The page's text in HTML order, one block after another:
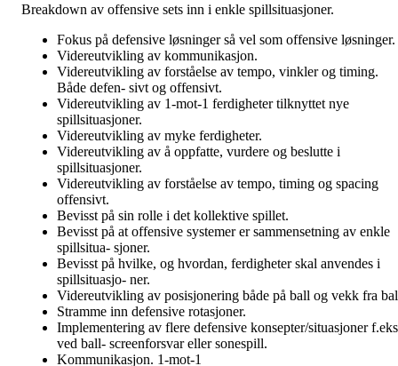
Breakdown av offensive sets inn i enkle spillsituasjoner.
Fokus på defensive løsninger så vel som offensive løsninger.
Videreutvikling av kommunikasjon.
Videreutvikling av forståelse av tempo, vinkler og timing.
Både defen- sivt og offensivt.
Videreutvikling av 1-mot-1 ferdigheter tilknyttet nye
spillsituasjoner.
Videreutvikling av myke ferdigheter.
Videreutvikling av å oppfatte, vurdere og beslutte i
spillsituasjoner.
Videreutvikling av forståelse av tempo, timing og spacing
offensivt.
Bevisst på sin rolle i det kollektive spillet.
Bevisst på at offensive systemer er sammensetning av enkle
spillsitua- sjoner.
Bevisst på hvilke, og hvordan, ferdigheter skal anvendes i
spillsituasjo- ner.
Videreutvikling av posisjonering både på ball og vekk fra
Stramme inn defensive rotasjoner.
Implementering av flere defensive konsepter/situasjoner
ved ball- screenforsvar eller sonespill.
Kommunikasjon. 1-mot-1